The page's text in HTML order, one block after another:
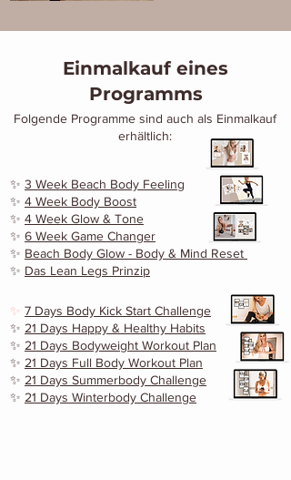
Einmalkauf eines
Programms
Folgende Programme sind auch als Einmalkauf
erhältlich:
✨ 3 Week Beach Body Feeling
✨ 4 Week Body Boost
✨ 4 Week Glow & Tone
✨ 6 Week Game Changer
✨ Beach Body Glow - Body & Mind Reset
✨ Das Lean Legs Prinzip
✨ 7 Days Body Kick Start Challenge
✨ 21 Days Happy & Healthy Habits
✨ 21 Days Bodyweight Workout Plan
✨ 21 Days Full Body Workout Plan
✨ 21 Days Summerbody Challenge
✨ 21 Days Winterbody Challenge